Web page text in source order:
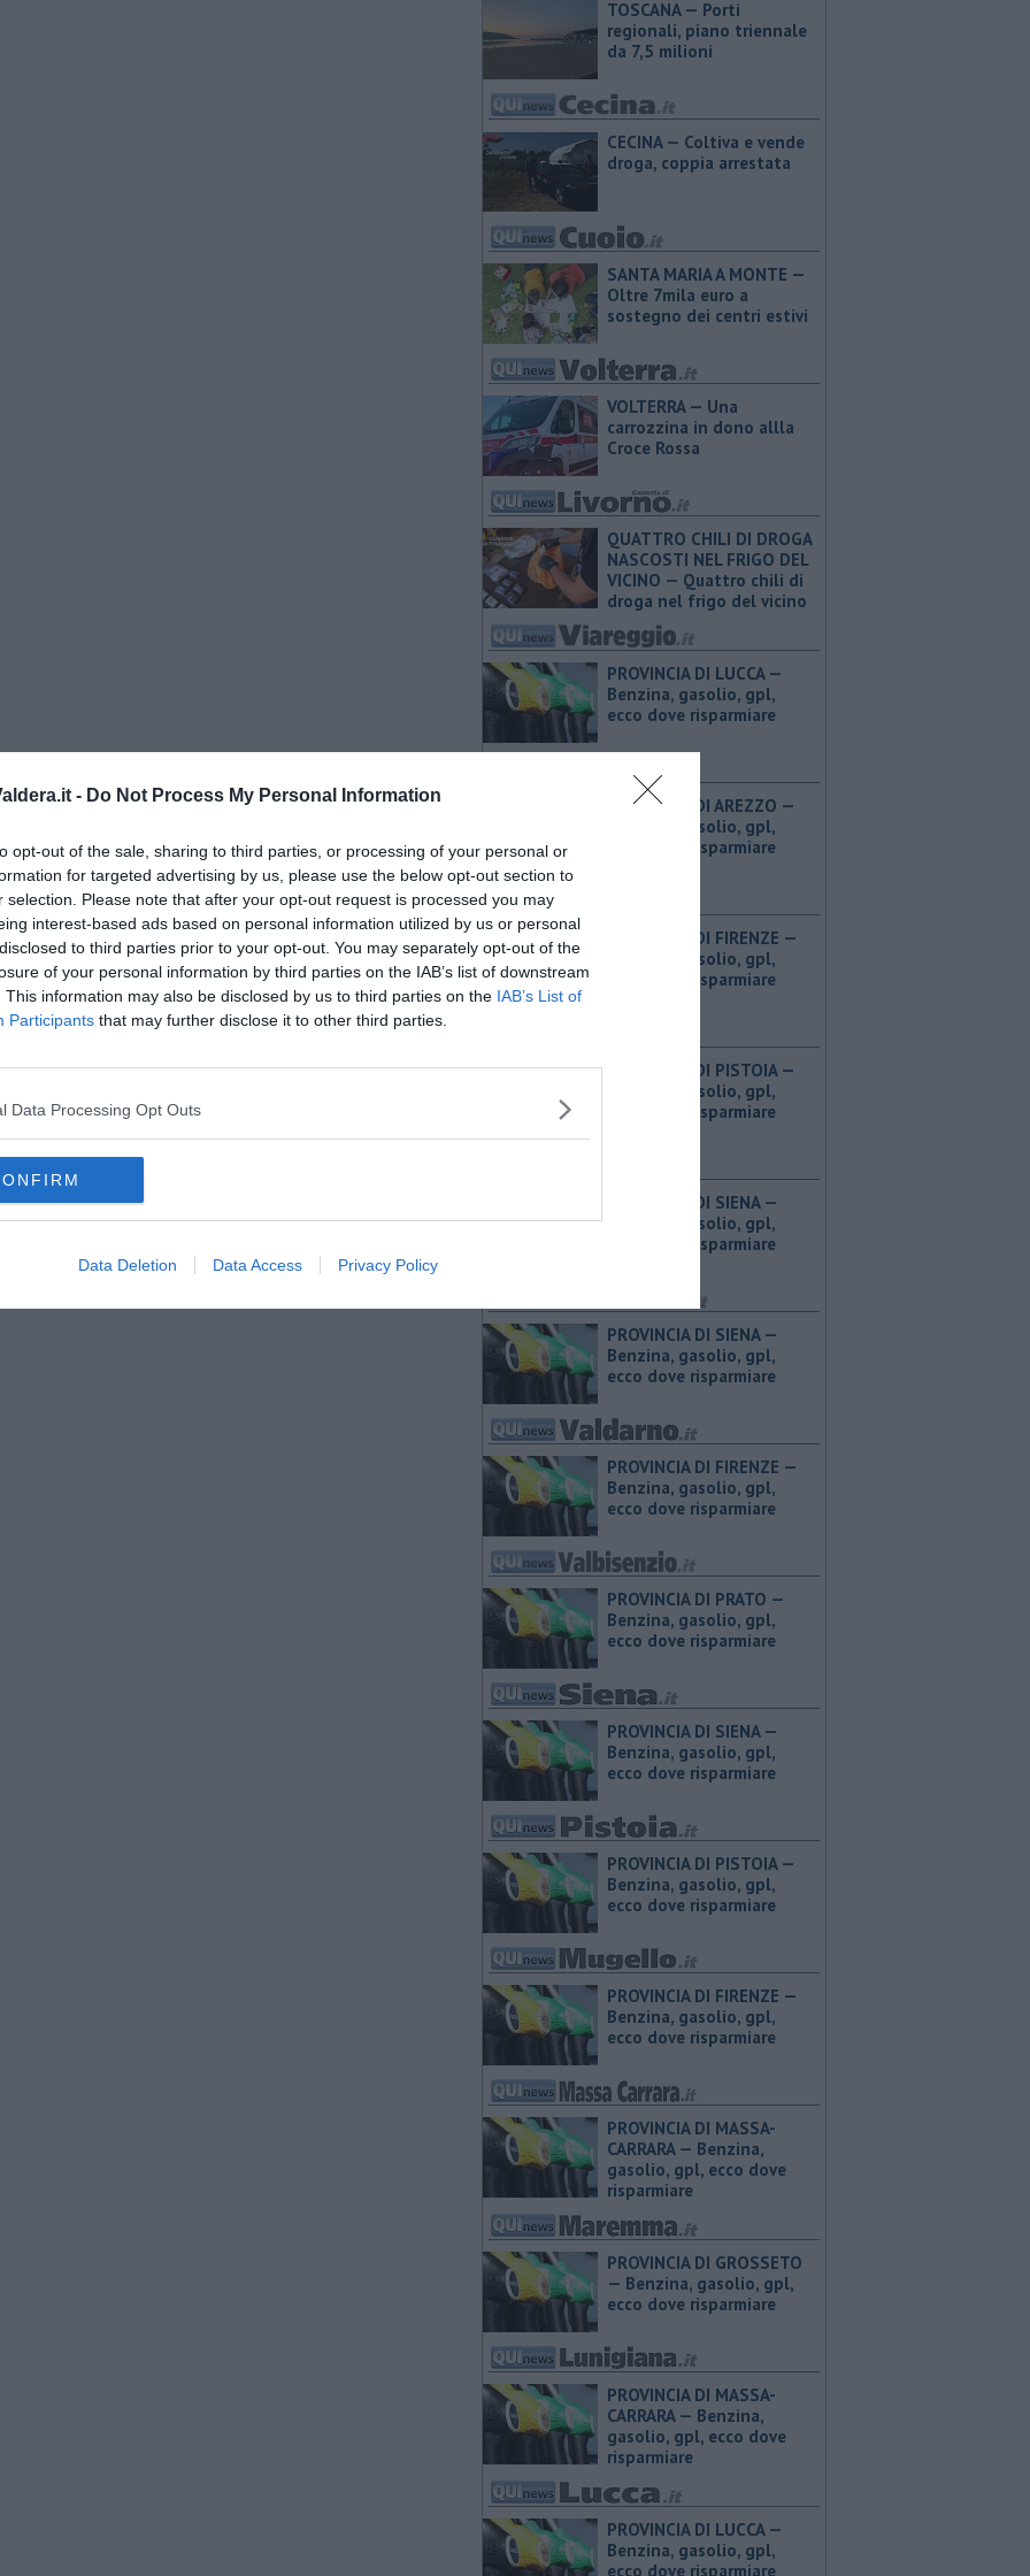
- Do Not Process My Personal Information
opt-out of the sale, sharing to third parties, or processing of your personal or
for targeted advertising by us, please use the below opt-out section to
selection. Please note that after your opt-out request is processed you may
interest-based ads based on personal information utilized by us or personal
to third parties prior to your opt-out. You may separately opt-out of the
of your personal information by third parties on the IAB’s list of downstream
This information may also be disclosed by us to third parties on the IAB’s List of
Participants that may further disclose it to other third parties.
Data Processing Opt Outs
Data Deletion Data Access Privacy Policy
TOSCANA — Porti
regionali, piano triennale
da 7,5 milioni
CECINA — Coltiva e vende
droga, coppia arrestata
SANTA MARIA A MONTE —
Oltre 7mila euro a
sostegno dei centri estivi
VOLTERRA — Una
carrozzina in dono allla
Croce Rossa
QUATTRO CHILI DI DROGA
NASCOSTI NEL FRIGO DEL
VICINO — Quattro chili di
droga nel frigo del vicino
PROVINCIA DI LUCCA — ​
Benzina, gasolio, gpl,
ecco dove risparmiare
PROVINCIA DI AREZZO — ​
Benzina, gasolio, gpl,
ecco dove risparmiare
PROVINCIA DI FIRENZE — ​
Benzina, gasolio, gpl,
ecco dove risparmiare
PROVINCIA DI PISTOIA — ​
Benzina, gasolio, gpl,
ecco dove risparmiare
PROVINCIA DI SIENA — ​
Benzina, gasolio, gpl,
ecco dove risparmiare
PROVINCIA DI SIENA — ​
Benzina, gasolio, gpl,
ecco dove risparmiare
PROVINCIA DI FIRENZE — ​
Benzina, gasolio, gpl,
ecco dove risparmiare
PROVINCIA DI PRATO — ​
Benzina, gasolio, gpl,
ecco dove risparmiare
PROVINCIA DI SIENA — ​
Benzina, gasolio, gpl,
ecco dove risparmiare
PROVINCIA DI PISTOIA — ​
Benzina, gasolio, gpl,
ecco dove risparmiare
PROVINCIA DI FIRENZE — ​
Benzina, gasolio, gpl,
ecco dove risparmiare
PROVINCIA DI MASSA-
CARRARA — ​Benzina,
gasolio, gpl, ecco dove
risparmiare
PROVINCIA DI GROSSETO
— ​Benzina, gasolio, gpl,
ecco dove risparmiare
PROVINCIA DI MASSA-
CARRARA — ​Benzina,
gasolio, gpl, ecco dove
risparmiare
PROVINCIA DI LUCCA — ​
Benzina, gasolio, gpl,
ecco dove risparmiare